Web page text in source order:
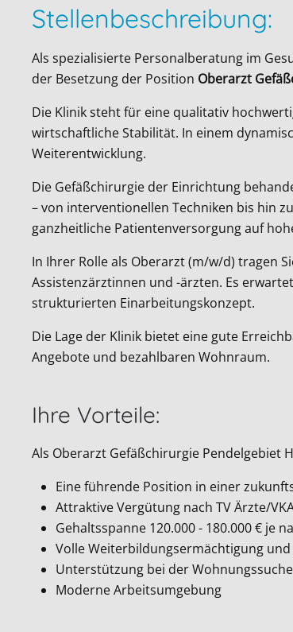
Stellenbeschreibung:
Als spezialisierte Personalberatung im
der Besetzung der Position Oberarzt
Die Klinik steht für eine qualitativ
wirtschaftliche Stabilität. In einem
Weiterentwicklung.
Die Gefäßchirurgie der Einrichtung
– von interventionellen Techniken bis hin
ganzheitliche Patientenversorgung auf
In Ihrer Rolle als Oberarzt (m/w/d) tragen
Assistenzärztinnen und -ärzten. Es
strukturierten Einarbeitungskonzept.
Die Lage der Klinik bietet eine gute
Angebote und bezahlbaren Wohnraum.
Ihre Vorteile:
Als Oberarzt Gefäßchirurgie Pendelgebiet
Eine führende Position in einer
Attraktive Vergütung nach TV Ärzte/
Gehaltsspanne 120.000 - 180.000 € je
Volle Weiterbildungsermächtigung
Unterstützung bei der
Moderne Arbeitsumgebung